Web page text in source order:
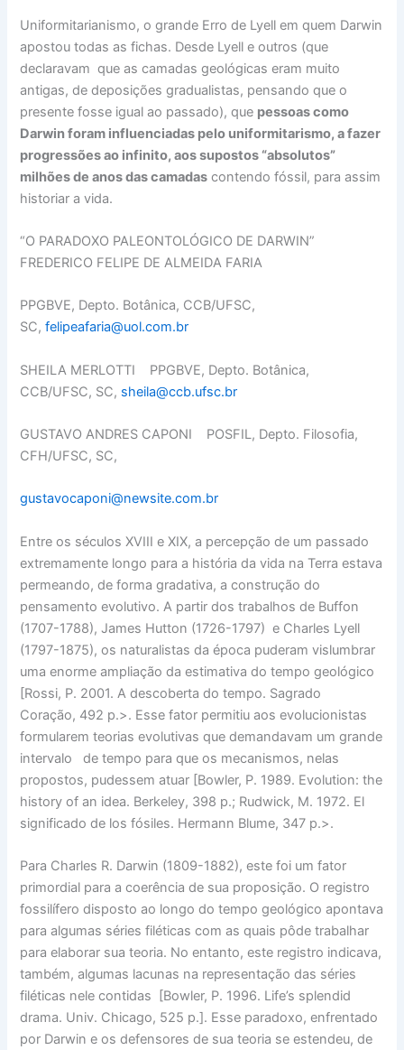
Uniformitarianismo, o grande Erro de Lyell em quem Darwin
apostou todas as fichas. Desde Lyell e outros (que
declaravam que as camadas geológicas eram muito
antigas, de deposições gradualistas, pensando que o
presente fosse igual ao passado), que pessoas como
Darwin foram influenciadas pelo uniformitarismo, a fazer
progressões ao infinito, aos supostos “absolutos”
milhões de anos das camadas contendo fóssil, para assim
historiar a vida.
“O PARADOXO PALEONTOLÓGICO DE DARWIN”
FREDERICO FELIPE DE ALMEIDA FARIA
PPGBVE, Depto. Botânica, CCB/UFSC,
SC,felipeafaria@uol.com.br
SHEILA MERLOTTI PPGBVE, Depto. Botânica,
CCB/UFSC, SC, sheila@ccb.ufsc.br
GUSTAVO ANDRES CAPONI POSFIL, Depto. Filosofia,
CFH/UFSC, SC,
gustavocaponi@newsite.com.br
Entre os séculos XVIII e XIX, a percepção de um passado
extremamente longo para a história da vida na Terra estava
permeando, de forma gradativa, a construção do
pensamento evolutivo. A partir dos trabalhos de Buffon
(1707-1788), James Hutton (1726-1797) e Charles Lyell
(1797-1875), os naturalistas da época puderam vislumbrar
uma enorme ampliação da estimativa do tempo geológico
[Rossi, P. 2001. A descoberta do tempo. Sagrado
Coração, 492 p.>. Esse fator permitiu aos evolucionistas
formularem teorias evolutivas que demandavam um grande
intervalo de tempo para que os mecanismos, nelas
propostos, pudessem atuar [Bowler, P. 1989. Evolution: the
history of an idea. Berkeley, 398 p.; Rudwick, M. 1972. El
significado de los fósiles. Hermann Blume, 347 p.>.
Para Charles R. Darwin (1809-1882), este foi um fator
primordial para a coerência de sua proposição. O registro
fossilífero disposto ao longo do tempo geológico apontava
para algumas séries filéticas com as quais pôde trabalhar
para elaborar sua teoria. No entanto, este registro indicava,
também, algumas lacunas na representação das séries
filéticas nele contidas [Bowler, P. 1996. Life’s splendid
drama. Univ. Chicago, 525 p.]. Esse paradoxo, enfrentado
por Darwin e os defensores de sua teoria se estendeu, de